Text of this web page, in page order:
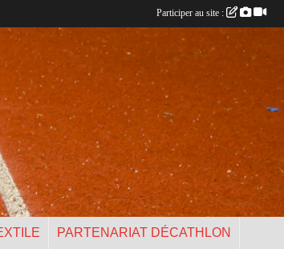
PARTENARIAT DÉCATHLON
Participer au site :